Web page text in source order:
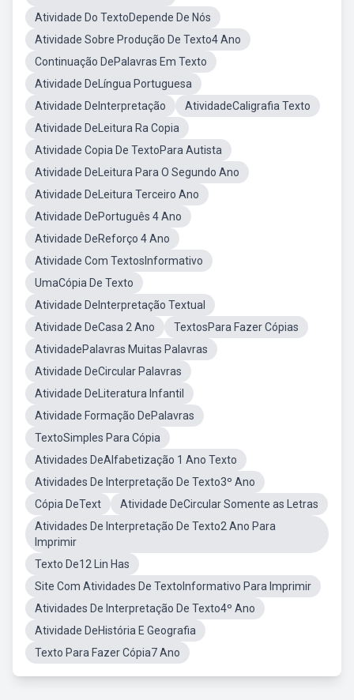
Atividade Do TextoDepende De Nós
Atividade Sobre Produção De Texto4 Ano
Continuação DePalavras Em Texto
Atividade DeLíngua Portuguesa
Atividade DeInterpretação
AtividadeCaligrafia Texto
Atividade DeLeitura Ra Copia
Atividade Copia De TextoPara Autista
Atividade DeLeitura Para O Segundo Ano
Atividade DeLeitura Terceiro Ano
Atividade DePortuguês 4 Ano
Atividade DeReforço 4 Ano
Atividade Com TextosInformativo
UmaCópia De Texto
Atividade DeInterpretação Textual
Atividade DeCasa 2 Ano
TextosPara Fazer Cópias
AtividadePalavras Muitas Palavras
Atividade DeCircular Palavras
Atividade DeLiteratura Infantil
Atividade Formação DePalavras
TextoSimples Para Cópia
Atividades DeAlfabetização 1 Ano Texto
Atividades De Interpretação De Texto3º Ano
Cópia DeText
Atividade DeCircular Somente as Letras
Atividades De Interpretação De Texto2 Ano Para
Imprimir
Texto De12 Lin Has
Site Com Atividades De TextoInformativo Para Imprimir
Atividades De Interpretação De Texto4º Ano
Atividade DeHistória E Geografia
Texto Para Fazer Cópia7 Ano